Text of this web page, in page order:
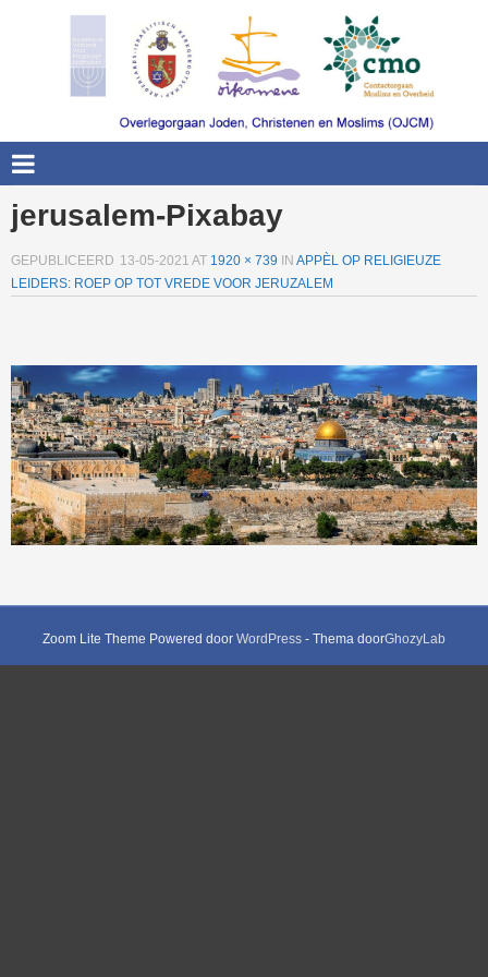
jerusalem-Pixabay
GEPUBLICEERD 13-05-2021 AT 1920 × 739 IN APPÈL OP RELIGIEUZE
LEIDERS: ROEP OP TOT VREDE VOOR JERUZALEM
Zoom Lite Theme Powered door WordPress - Thema doorGhozyLab